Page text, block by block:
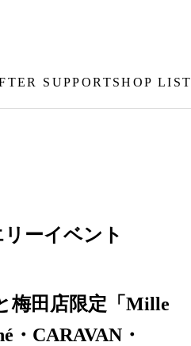
SUPPORTSHOP LIST
リーイベント
梅田店限定「Mille
・CARAVAN・